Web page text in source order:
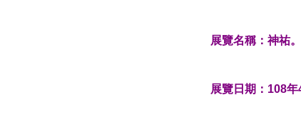
展覽名稱：神祐
展覽日期：108